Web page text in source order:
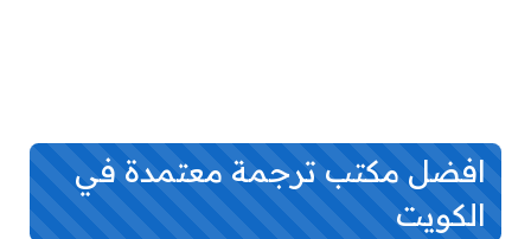
افضل مكتب ترجمة معتمدة في
الكويت